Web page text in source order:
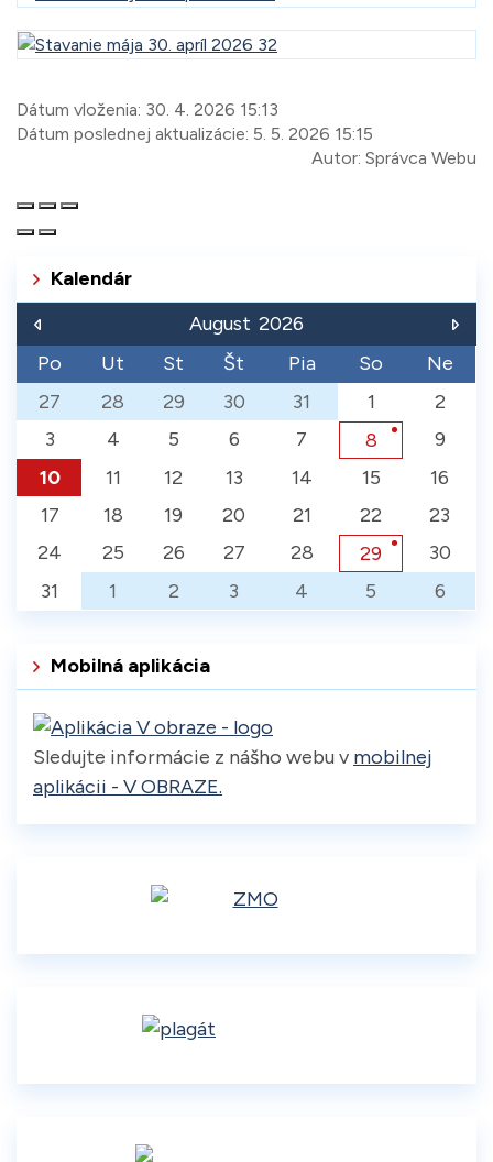
Dátum vloženia: 30. 4. 2026 15:13
Dátum poslednej aktualizácie: 5. 5. 2026 15:15
Autor: Správca Webu
Kalendár
August 2026
Po
Ut St Št Pia So
Ne
27
28 29 30 31 1
2
3
4 5 6 7 8
9
10
11 12 13 14 15
16
17
18 19 20 21 22
23
24
25 26 27 28 29
30
31
1 2 3 4 5 6
Mobilná aplikácia
Sledujte informácie z nášho webu v mobilnej
aplikácii - V OBRAZE.